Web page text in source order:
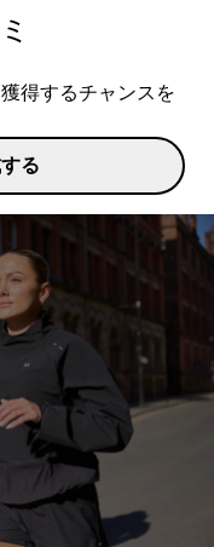
得するチャンスを
る